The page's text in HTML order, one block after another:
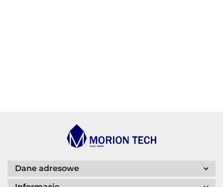
Dane adresowe